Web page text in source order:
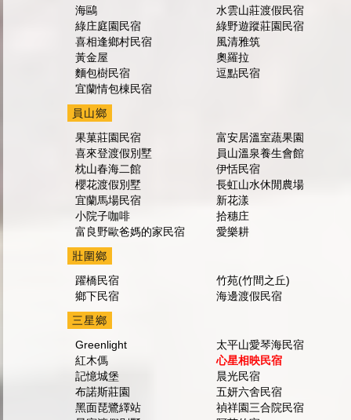
海鷗
水雲山莊渡假民宿
綠庄庭園民宿
綠野遊蹤莊園民宿
喜相逢鄉村民宿
風清雅筑
黃金屋
奧羅拉
麵包樹民宿
逗點民宿
宜蘭情包棟民宿
員山鄉
果菓莊園民宿
富安居溫室蔬果園
喜來登渡假別墅
員山溫泉養生會館
枕山春海二館
伊恬民宿
櫻花渡假別墅
長虹山水休閒農場
宜蘭馬場民宿
新花漾
小院子咖啡
拾穗庄
富良野歐爸媽的家民宿
愛樂耕
壯圍鄉
躍橋民宿
竹苑(竹間之丘)
鄉下民宿
海邊渡假民宿
三星鄉
Greenlight
太平山愛琴海民宿
紅木傌
心星相映民宿
記憶城堡
晨光民宿
布諾斯莊園
五妍六舍民宿
黑面琵鷺繹站
禎祥園三合院民宿